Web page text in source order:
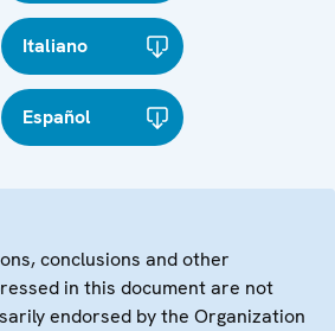
Italiano
Español
conclusions and other
in this document are not
endorsed by the Organization